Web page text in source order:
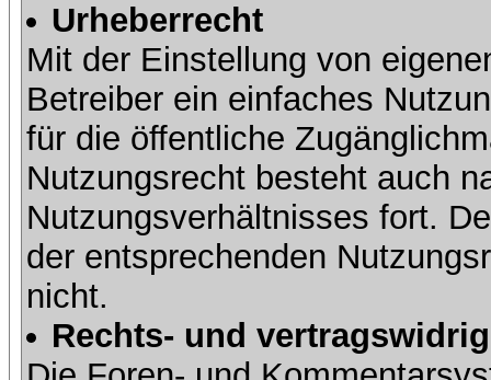
Urheberrecht
Mit der Einstellung von
Betreiber ein einfaches
für die öffentliche
Nutzungsrecht besteht auch
Nutzungsverhältnisses fort.
der entsprechenden
nicht.
Rechts- und